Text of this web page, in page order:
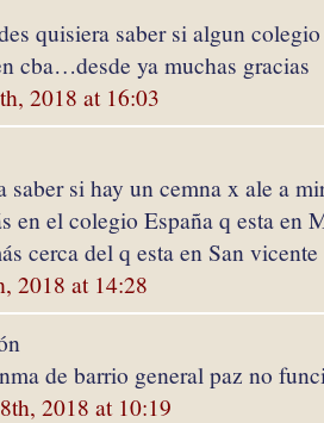
quisiera saber si algun
cba…desde ya muchas gracias
2018 at 16:03
saber si hay un cemna x ale a
en el colegio España q esta en
cerca del q esta en San vicente
2018 at 14:28
de barrio general paz no
2018 at 10:19